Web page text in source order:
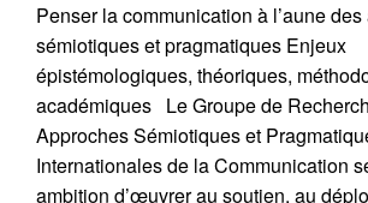
Penser la communication à l’aune
sémiotiques et pragmatiques Enjeux
épistémologiques, théoriques,
académiques Le Groupe de
Approches Sémiotiques et
Internationales de la Communication
ambition d’œuvrer au soutien, au